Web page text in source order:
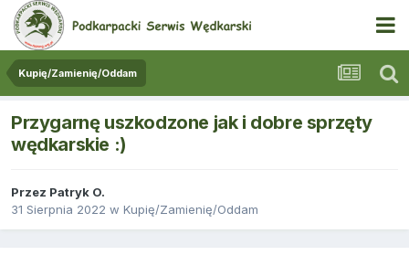
Kupię/Zamienię/Oddam
Przygarnę uszkodzone jak i dobre sprzęty
wędkarskie :)
Przez Patryk O.
31 Sierpnia 2022 w Kupię/Zamienię/Oddam